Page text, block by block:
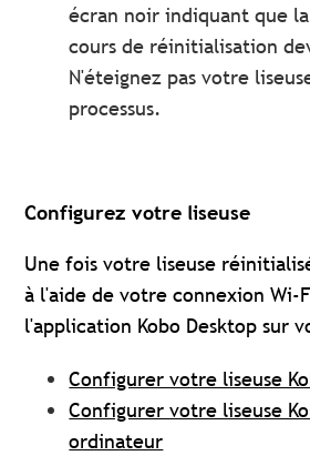
écran noir indiquant que
cours de réinitialisation
N'éteignez pas votre
processus.
Configurez votre liseuse
Une fois votre liseuse
à l'aide de votre connexion Wi-
l'application Kobo Desktop sur
Configurer votre liseuse
Configurer votre liseuse
ordinateur